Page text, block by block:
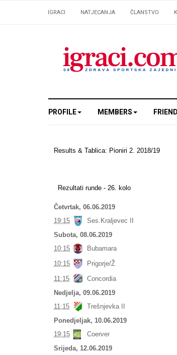
IGRACI NATJECANJA ČLANSTVO
PROFILE MEMBERS